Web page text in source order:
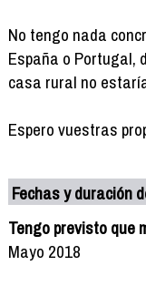
No tengo nada
España o Portugal,
casa rural no
Espero vuestras
Fechas y duración
Tengo previsto que
Mayo 2018